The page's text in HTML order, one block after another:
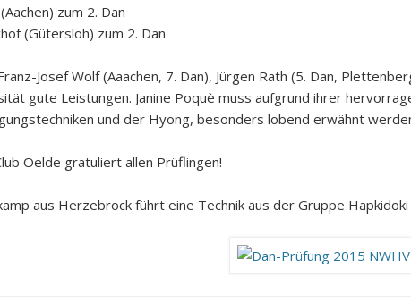
zum 2. Dan
(Gütersloh) zum 2. Dan
Josef Wolf (Aaachen, 7. Dan), Jürgen Rath (5. Dan,
gute Leistungen. Janine Poquè muss aufgrund ihrer
und der Hyong, besonders lobend erwähnt
Oelde gratuliert allen Prüflingen!
aus Herzebrock führt eine Technik aus der Gruppe Hapkidoki